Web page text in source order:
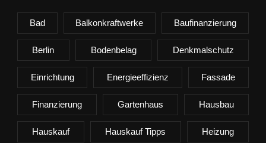
Bad Balkonkraftwerke Baufinanzierung
Berlin Bodenbelag Denkmalschutz
Einrichtung Energieeffizienz Fassade
Finanzierung Gartenhaus Hausbau
Hauskauf Hauskauf Tipps Heizung